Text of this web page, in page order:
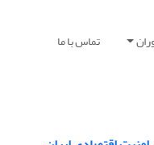
تماس با ما